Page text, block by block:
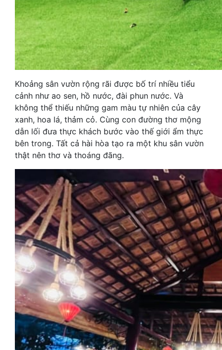
Khoảng sân vườn rộng rãi được bố trí nhiều tiểu
cảnh như ao sen, hồ nước, đài phun nước. Và
không thể thiếu những gam màu tự nhiên của cây
xanh, hoa lá, thảm cỏ. Cùng con đường thơ mộng
dẫn lối đưa thực khách bước vào thế giới ẩm thực
bên trong. Tất cả hài hòa tạo ra một khu sân vườn
thật nên thơ và thoáng đãng.